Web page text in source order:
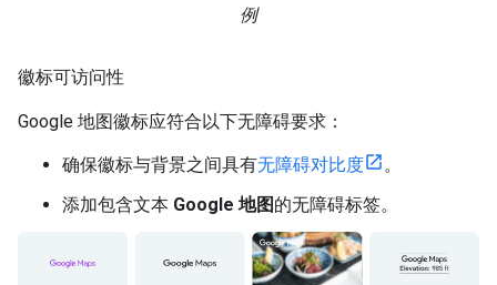
例
徽标可访问性
Google 地图徽标应符合以下无障碍要求：
确保徽标与背景之间具有无障碍对比度
。
添加包含文本 Google 地图的无障碍标签。